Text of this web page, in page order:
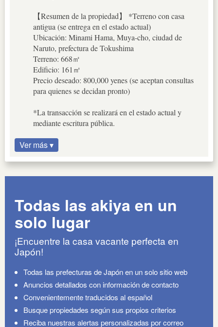
【Resumen de la propiedad】 *Terreno con casa
antigua (se entrega en el estado actual)
Ubicación: Minami Hama, Muya-cho, ciudad de
Naruto, prefectura de Tokushima
Terreno: 668㎡
Edificio: 161㎡
Precio deseado: 800,000 yenes (se aceptan consultas
para quienes se decidan pronto)
*La transacción se realizará en el estado actual y
mediante escritura pública.
Ver más ▾
Todas las akiya en un
solo lugar
¡Encuentre la casa vacante perfecta en
Japón!
Todas las prefecturas de Japón en un solo sitio web
Anuncios detallados con información de contacto
Convenientemente traducidos al español
Busque propiedades según sus propios criterios
Reciba nuestras alertas personalizadas por correo